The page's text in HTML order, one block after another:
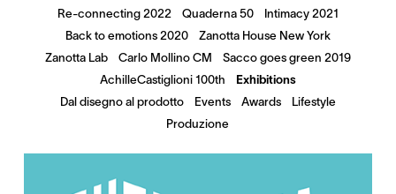
Re-connecting 2022
Quaderna 50
Intimacy 2021
Back to emotions 2020
Zanotta House New York
Zanotta Lab
Carlo Mollino CM
Sacco goes green 2019
AchilleCastiglioni 100th
Exhibitions
Dal disegno al prodotto
Events Awards
Lifestyle
Produzione